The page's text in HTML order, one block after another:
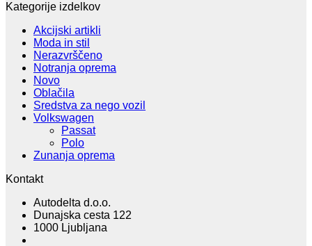
Kategorije izdelkov
Akcijski artikli
Moda in stil
Nerazvrščeno
Notranja oprema
Novo
Oblačila
Sredstva za nego vozil
Volkswagen
Passat
Polo
Zunanja oprema
Kontakt
Autodelta d.o.o.
Dunajska cesta 122
1000 Ljubljana